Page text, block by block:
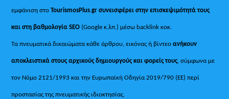
εμφάνιση στοTourismosPlus.gr συνεισφέρει στην επισκεψιμότητά τους
και στη βαθμολογία SEO (Google κ.λπ.) μέσω backlink κοκ.
Τα πνευματικά δικαιώματα κάθε άρθρου, εικόνας ή βίντεοανήκουν
αποκλειστικά στους αρχικούς δημιουργούς και φορείς τους, σύμφωνα με
τον Νόμο 2121/1993 και την Ευρωπαϊκή Οδηγία 2019/790 (ΕΕ) περί
προστασίας της πνευματικής ιδιοκτησίας.